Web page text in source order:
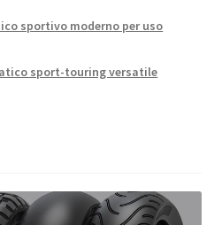
sportivo moderno per uso
sport-touring versatile